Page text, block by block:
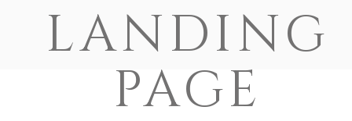
LANDING
PAGE